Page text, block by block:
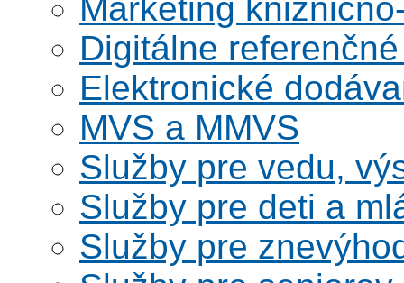
Marketing
Digitálne
Elektronické
MVS a MMVS
Služby pre vedu,
Služby pre deti a
Služby pre